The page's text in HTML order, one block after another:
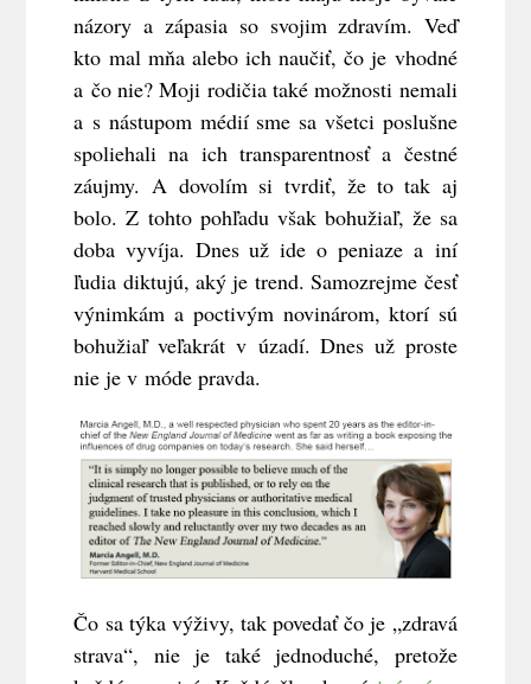
názory a zápasia so svojim zdravím. Veď
kto mal mňa alebo ich naučiť, čo je vhodné
a čo nie? Moji rodičia také možnosti nemali
a s nástupom médií sme sa všetci poslušne
spoliehali na ich transparentnosť a čestné
záujmy. A dovolím si tvrdiť, že to tak aj
bolo. Z tohto pohľadu však bohužiaľ, že sa
doba vyvíja. Dnes už ide o peniaze a iní
ľudia diktujú, aký je trend. Samozrejme česť
výnimkám a poctivým novinárom, ktorí sú
bohužiaľ veľakrát v úzadí. Dnes už proste
nie je v móde pravda.
Čo sa týka výživy, tak povedať čo je „zdravá
strava“, nie je také jednoduché, pretože